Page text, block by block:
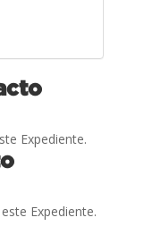
Expediente.
Expediente.